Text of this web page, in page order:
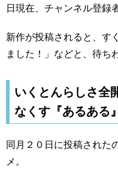
日現在、チャンネル登録
新作が投稿されると、す
ました！」などと、待ち
いくとんらしさ全
なくす『あるある』
同月２０日に投稿された
メ。